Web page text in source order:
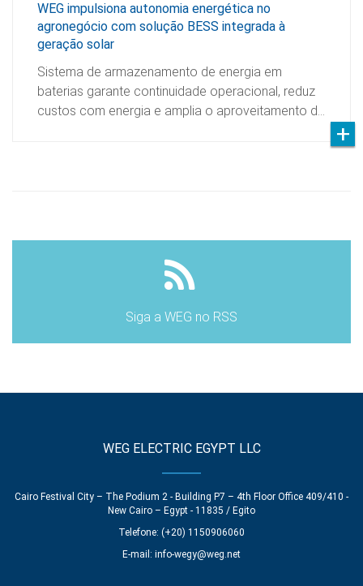
WEG impulsiona autonomia energética no
agronegócio com solução BESS integrada à
geração solar
Sistema de armazenamento de energia em
baterias garante continuidade operacional, reduz
custos com energia e amplia o aproveitamento d…
Siga a WEG no RSS
WEG ELECTRIC EGYPT LLC
Cairo Festival City – The Podium 2 - Building P7 – 4th Floor Office 409/410 -
New Cairo – Egypt - 11835 / Egito
Telefone: (+20) 1150906060
E-mail: info-wegy@weg.net